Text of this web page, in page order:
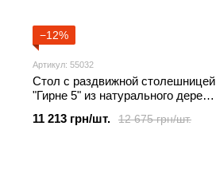
−12%
Артикул: 55032
Стол с раздвижной столешницей
"Гирне 5" из натурального дерева,
12 675 грн/шт.
11 213 грн/шт.